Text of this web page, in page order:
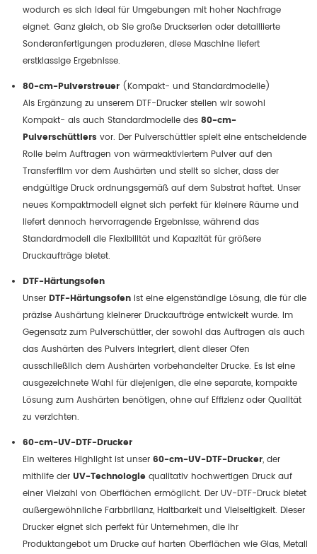
wodurch es sich ideal für Umgebungen mit hoher Nachfrage
eignet. Ganz gleich, ob Sie große Druckserien oder detaillierte
Sonderanfertigungen produzieren, diese Maschine liefert
erstklassige Ergebnisse.
80-cm-Pulverstreuer (Kompakt- und Standardmodelle)
Als Ergänzung zu unserem DTF-Drucker stellen wir sowohl
Kompakt- als auch Standardmodelle des 80-cm-
Pulverschüttlers vor. Der Pulverschüttler spielt eine entscheidende
Rolle beim Auftragen von wärmeaktiviertem Pulver auf den
Transferfilm vor dem Aushärten und stellt so sicher, dass der
endgültige Druck ordnungsgemäß auf dem Substrat haftet. Unser
neues Kompaktmodell eignet sich perfekt für kleinere Räume und
liefert dennoch hervorragende Ergebnisse, während das
Standardmodell die Flexibilität und Kapazität für größere
Druckaufträge bietet.
DTF-Härtungsofen
Unser DTF-Härtungsofen ist eine eigenständige Lösung, die für die
präzise Aushärtung kleinerer Druckaufträge entwickelt wurde. Im
Gegensatz zum Pulverschüttler, der sowohl das Auftragen als auch
das Aushärten des Pulvers integriert, dient dieser Ofen
ausschließlich dem Aushärten vorbehandelter Drucke. Es ist eine
ausgezeichnete Wahl für diejenigen, die eine separate, kompakte
Lösung zum Aushärten benötigen, ohne auf Effizienz oder Qualität
zu verzichten.
60-cm-UV-DTF-Drucker
Ein weiteres Highlight ist unser 60-cm-UV-DTF-Drucker, der
mithilfe der UV-Technologie qualitativ hochwertigen Druck auf
einer Vielzahl von Oberflächen ermöglicht. Der UV-DTF-Druck bietet
außergewöhnliche Farbbrillanz, Haltbarkeit und Vielseitigkeit. Dieser
Drucker eignet sich perfekt für Unternehmen, die ihr
Produktangebot um Drucke auf harten Oberflächen wie Glas, Metall